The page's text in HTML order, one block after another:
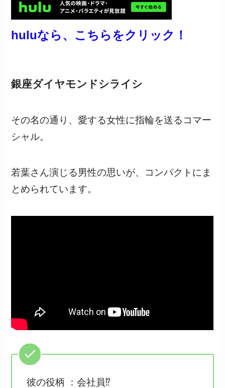
huluなら、こちらをクリック！
銀座ダイヤモンドシライシ
その名の通り、愛する女性に指輪を送るコマー
シャル。
若葉さん演じる男性の思いが、コンパクトにま
とめられています。
彼の役柄 ：会社員⁉